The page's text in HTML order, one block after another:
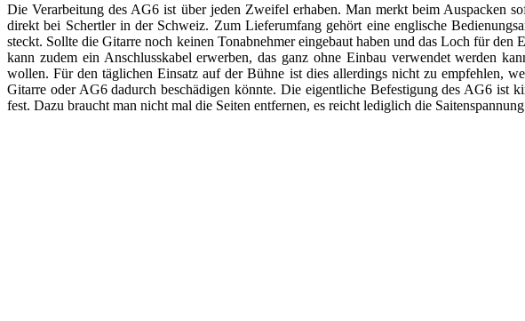
Die Verarbeitung des AG6 ist über jeden Zweifel erhaben. Man merkt beim Auspacken
direkt bei Schertler in der Schweiz. Zum Lieferumfang gehört eine englische
steckt. Sollte die Gitarre noch keinen Tonabnehmer eingebaut haben und das Loch für
kann zudem ein Anschlusskabel erwerben, das ganz ohne Einbau verwendet werden
wollen. Für den täglichen Einsatz auf der Bühne ist dies allerdings nicht zu empfehlen,
Gitarre oder AG6 dadurch beschädigen könnte. Die eigentliche Befestigung des AG6 ist
fest. Dazu braucht man nicht mal die Seiten entfernen, es reicht lediglich die